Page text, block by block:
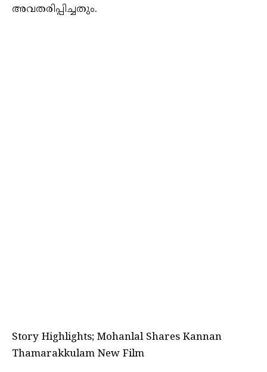
അവതരിപ്പിച്ചതും.
Story Highlights; Mohanlal Shares Kannan
Thamarakkulam New Film